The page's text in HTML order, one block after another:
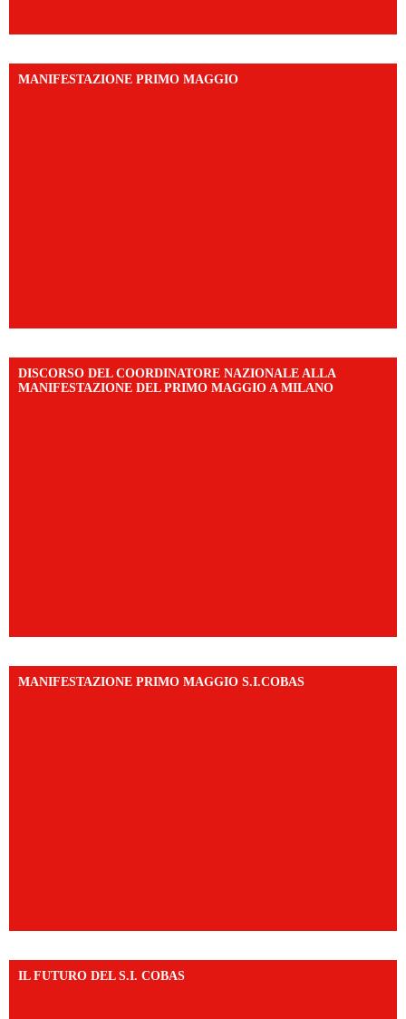
MANIFESTAZIONE PRIMO MAGGIO
DISCORSO DEL COORDINATORE NAZIONALE ALLA
MANIFESTAZIONE DEL PRIMO MAGGIO A MILANO
MANIFESTAZIONE PRIMO MAGGIO S.I.COBAS
IL FUTURO DEL S.I. COBAS